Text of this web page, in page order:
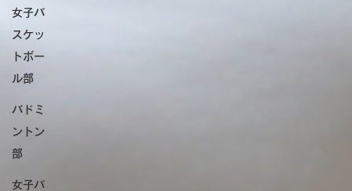
女子バ
スケッ
トボー
ル部
バドミ
ントン
部
女子バ